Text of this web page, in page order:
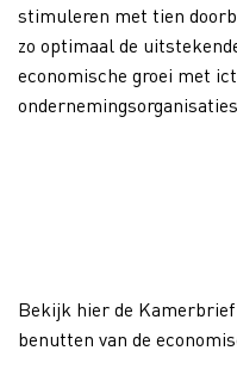
stimuleren met tien
zo optimaal de
economische groei met
ondernemingsorganisaties.
Bekijk hier de
benutten van de